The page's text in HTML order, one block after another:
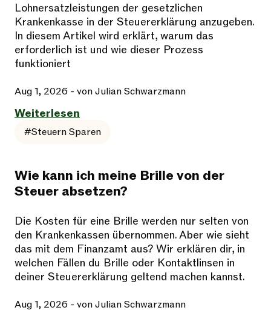
Lohnersatzleistungen der gesetzlichen
Krankenkasse in der Steuererklärung anzugeben.
In diesem Artikel wird erklärt, warum das
erforderlich ist und wie dieser Prozess
funktioniert
Aug 1, 2026 - von Julian Schwarzmann
Weiterlesen
#Steuern Sparen
Wie kann ich meine Brille von der
Steuer absetzen?
Die Kosten für eine Brille werden nur selten von
den Krankenkassen übernommen. Aber wie sieht
das mit dem Finanzamt aus? Wir erklären dir, in
welchen Fällen du Brille oder Kontaktlinsen in
deiner Steuererklärung geltend machen kannst.
Aug 1, 2026 - von Julian Schwarzmann